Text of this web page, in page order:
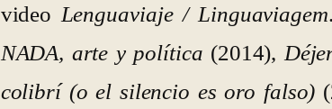
video Lenguaviaje / Linguaviagem
NADA, arte y política (2014),
colibrí (o el silencio es oro falso)